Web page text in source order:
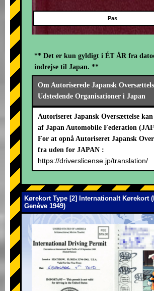
Pas
** Det er kun gyldigt i ÉT ÅR fra
indrejse til Japan. **
Om Autoriserede Japansk
Udstedende Organisationer i Japan
Autoriseret Japansk Oversættelse kan
af Japan Automobile Federation
For at opnå Autoriseret Japansk
fra uden for JAPAN :
https://driverslicense.jp/translation/
Kørekort Type [2] Internationalt Kørekort
Genève 1949)